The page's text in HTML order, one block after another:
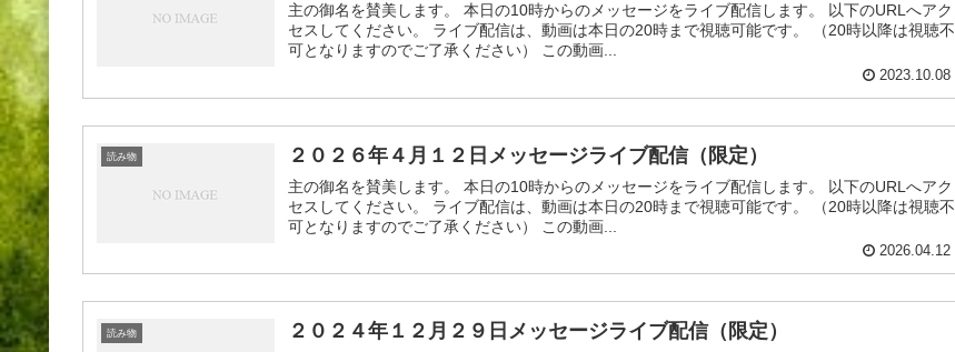
主の御名を賛美します。 本日の10時からのメッセージをライブ配信します。 以下のURLへアク
セスしてください。 ライブ配信は、動画は本日の20時まで視聴可能です。 （20時以降は視聴不
可となりますのでご了承ください） この動画...
2023.10.08
読み物 ２０２６年４月１２日メッセージライブ配信（限定）
主の御名を賛美します。 本日の10時からのメッセージをライブ配信します。 以下のURLへアク
セスしてください。 ライブ配信は、動画は本日の20時まで視聴可能です。 （20時以降は視聴不
可となりますのでご了承ください） この動画...
2026.04.12
読み物 ２０２４年１２月２９日メッセージライブ配信（限定）